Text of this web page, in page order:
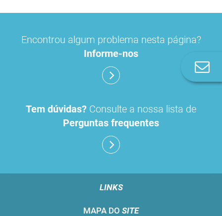
Encontrou algum problema nesta página?
Informe-nos
Tem dúvidas? Consulte a nossa lista de
Perguntas frequentes
LINKS
MAPA DO SITE